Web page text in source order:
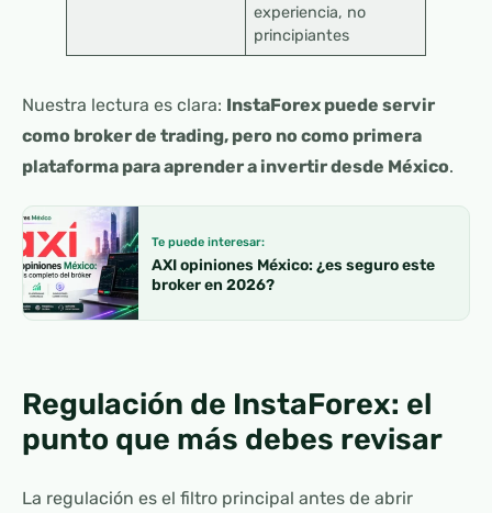
experiencia, no
principiantes
Nuestra lectura es clara: InstaForex puede servir
como broker de trading, pero no como primera
plataforma para aprender a invertir desde México.
Te puede interesar:
AXI opiniones México: ¿es seguro este
broker en 2026?
Regulación de InstaForex: el
punto que más debes revisar
La regulación es el filtro principal antes de abrir